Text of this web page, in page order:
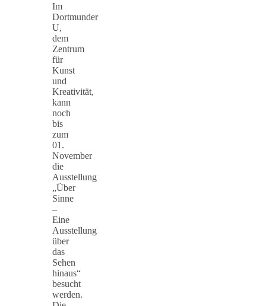
Im
Dortmunder
U,
dem
Zentrum
für
Kunst
und
Kreativität,
kann
noch
bis
zum
01.
November
die
Ausstellung
„Über
Sinne
–
Eine
Ausstellung
über
das
Sehen
hinaus“
besucht
werden.